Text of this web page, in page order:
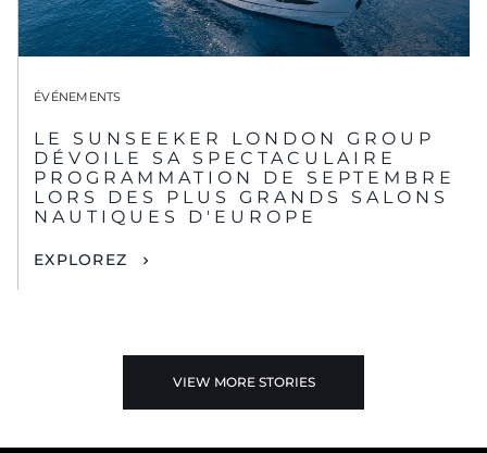
ÉVÉNEMENTS
LE SUNSEEKER LONDON GROUP
DÉVOILE SA SPECTACULAIRE
PROGRAMMATION DE SEPTEMBRE
LORS DES PLUS GRANDS SALONS
NAUTIQUES D'EUROPE
EXPLOREZ
VIEW MORE STORIES